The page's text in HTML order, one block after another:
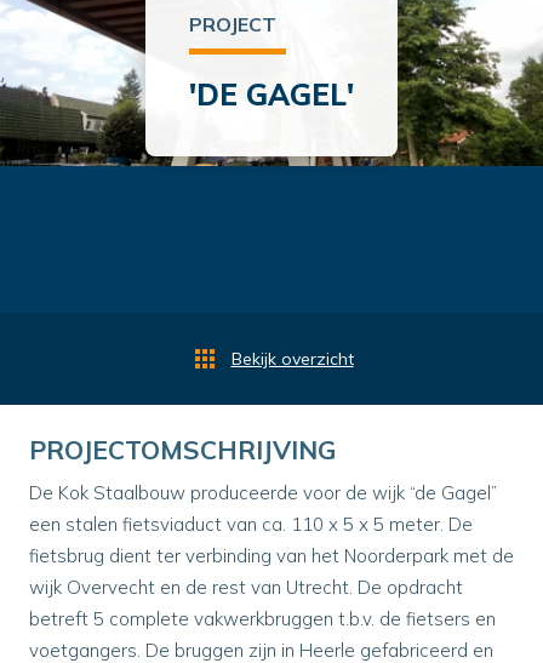
PROJECT
'DE GAGEL'
Bekijk overzicht
PROJECTOMSCHRIJVING
De Kok Staalbouw produceerde voor de wijk “de Gagel”
een stalen fietsviaduct van ca. 110 x 5 x 5 meter. De
fietsbrug dient ter verbinding van het Noorderpark met de
wijk Overvecht en de rest van Utrecht. De opdracht
betreft 5 complete vakwerkbruggen t.b.v. de fietsers en
voetgangers. De bruggen zijn in Heerle gefabriceerd en